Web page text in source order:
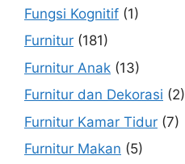
Fungsi Kognitif (1)
Furnitur (181)
Furnitur Anak (13)
Furnitur dan Dekorasi (2)
Furnitur Kamar Tidur (7)
Furnitur Makan (5)